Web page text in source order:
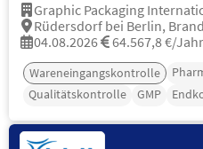
Graphic Packaging
Rüdersdorf bei Berlin,
04.08.2026
64.567,8 €/
Wareneingangskontrolle
Qualitätskontrolle
GMP